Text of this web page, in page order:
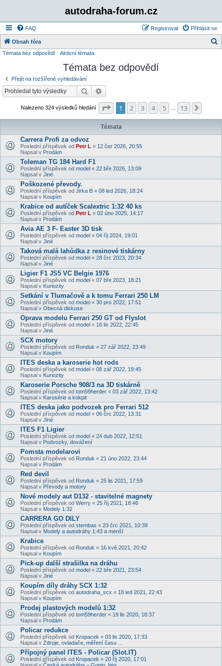
autodraha-forum.cz
FAQ Přihlásit se
Registrovat
Obsah fóra
Témata bez odpovědí Aktivní témata
Témata bez odpovědí
Přejít na rozšířené vyhledávání
Hledat
Nalezeno 324 výsledků hledání Stránka z
1 2 3 4 5 13
Témata
Carrera Profi za odvoz
Poslední příspěvek od Petr L « 12 čer 2026, 20:55
Napsal v Prodám
Toleman TG 184 Hard F1
Poslední příspěvek od model « 22 bře 2026, 13:09
Napsal v Jiné
Poškozené převody.
Poslední příspěvek od Jirka B « 08 led 2026, 18:24
Napsal v Koupím
Krabice od autíček Scalextric 1:32 40 ks
Poslední příspěvek od Petr L « 02 úno 2025, 14:17
Napsal v Prodám
Avia AE 3 F- Easter 3D tisk
Poslední příspěvek od model « 04 říj 2024, 19:01
Napsal v Jiné
Taková malá lahůdka z resinové tiskárny
Poslední příspěvek od model « 28 črc 2023, 20:34
Napsal v Jiné
Ligier F1 JS5 VC Belgie 1976
Poslední příspěvek od model « 07 bře 2023, 18:21
Napsal v Kuriozity
Setkání v Tlumačově a k tomu Ferrari 250 LM
Poslední příspěvek od model « 30 pro 2022, 17:51
Napsal v Obecná diskuse
Oprava modelu Ferrari 250 GT od Flyslot
Poslední příspěvek od model « 16 lis 2022, 22:45
Napsal v Jiné
SCX motory
Poslední příspěvek od Ronduk « 27 zář 2022, 23:49
Napsal v Koupím
ITES deska a karoserie hot rods
Poslední příspěvek od model « 08 zář 2022, 19:45
Napsal v Kuriozity
Karoserie Porsche 908/3 na 3D tiskárně
Poslední příspěvek od tom59herder « 03 zář 2022, 13:42
Napsal v Karosérie a kokpit
ITES deska jako podvozek pro Ferrari 512
Poslední příspěvek od model « 06 črc 2022, 13:31
Napsal v Jiné
ITES F1 Ligier
Poslední příspěvek od model « 24 dub 2022, 12:51
Napsal v Podvozky, dovážení
Pomsta modelarovi
Poslední příspěvek od Ronduk « 21 úno 2022, 23:44
Napsal v Prodám
Red devil
Poslední příspěvek od Ronduk « 25 lis 2021, 17:59
Napsal v Převody a motory
Nové modely aut D132 - stavitelné magnety
Poslední příspěvek od Werry « 25 říj 2021, 18:46
Napsal v Modely 1:32
CARRERA GO DILY
Poslední příspěvek od stembas « 23 črc 2021, 10:39
Napsal v Modely a autodráhy 1:43 a menší
Krabice
Poslední příspěvek od Ronduk « 16 kvě 2021, 20:42
Napsal v Koupím
Pick-up další strašilka na dráhu
Poslední příspěvek od model « 22 bře 2021, 23:54
Napsal v Jiné
Koupím díly dráhy SCX 1:32
Poslední příspěvek od autodraha_scx « 18 led 2021, 22:43
Napsal v Koupím
Prodej plastových modelů 1:32
Poslední příspěvek od tom59herder « 19 lis 2020, 18:37
Napsal v Prodám
Policar redukce
Poslední příspěvek od Kropacek « 03 lis 2020, 17:33
Napsal v Zdroje, ovladače, měření času …
Přípojný panel ITES - Policar (Slot.IT)
Poslední příspěvek od Kropacek « 20 říj 2020, 17:01
Napsal v Česká autodráha – Gonio, Ites